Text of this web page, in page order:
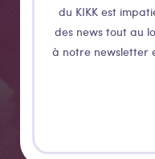
du KIKK est
des news tout au
à notre newsletter
Faire